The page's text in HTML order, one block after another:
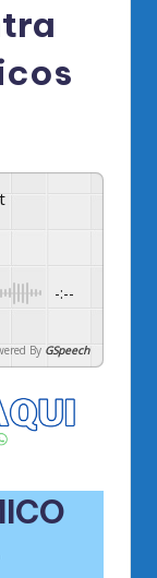
-:--
By GSpeech